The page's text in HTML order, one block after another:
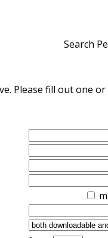
Search
Please fill out one